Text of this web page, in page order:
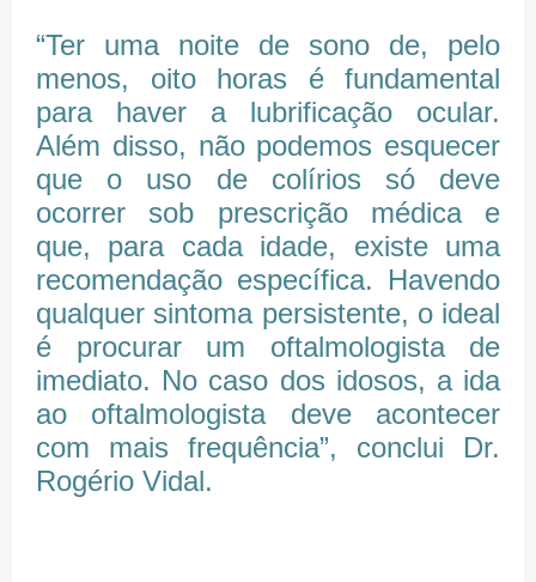
“Ter uma noite de sono de, pelo
menos, oito horas é fundamental
para haver a lubrificação ocular.
Além disso, não podemos esquecer
que o uso de colírios só deve
ocorrer sob prescrição médica e
que, para cada idade, existe uma
recomendação específica. Havendo
qualquer sintoma persistente, o ideal
é procurar um oftalmologista de
imediato. No caso dos idosos, a ida
ao oftalmologista deve acontecer
com mais frequência”, conclui Dr.
Rogério Vidal.